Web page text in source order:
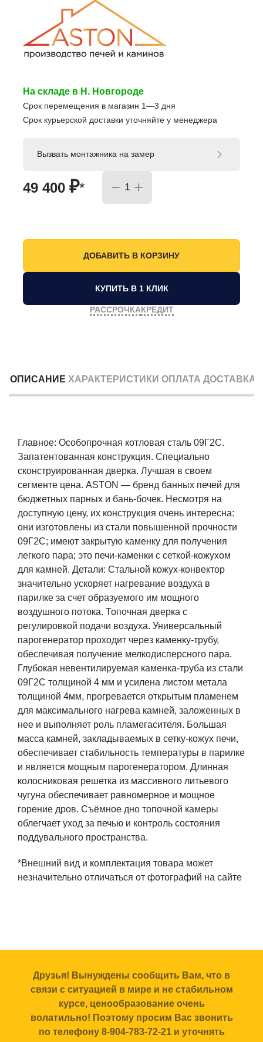
На складе в Н. Новгороде
Срок перемещения в магазин 1—3 дня
Срок курьерской доставки уточняйте у менеджера
49 400 ₽*
Вызвать монтажника на замер
КУПИТЬ В 1 КЛИК
РАССРОЧКАКРЕДИТ
ОПИСАНИЕ ХАРАКТЕРИСТИКИ ОПЛАТА ДОСТАВКА
Главное: Особопрочная котловая сталь 09Г2С.
Запатентованная конструкция. Специально
сконструированная дверка. Лучшая в своем
сегменте цена. ASTON — бренд банных печей для
бюджетных парных и бань-бочек. Несмотря на
доступную цену, их конструкция очень интересна:
они изготовлены из стали повышенной прочности
09Г2С; имеют закрытую каменку для получения
легкого пара; это печи-каменки с сеткой-кожухом
для камней. Детали: Стальной кожух-конвектор
значительно ускоряет нагревание воздуха в
парилке за счет образуемого им мощного
воздушного потока. Топочная дверка с
регулировкой подачи воздуха. Универсальный
парогенератор проходит через каменку-трубу,
обеспечивая получение мелкодисперсного пара.
Глубокая невентилируемая каменка-труба из стали
09Г2С толщиной 4 мм и усилена листом метала
толщиной 4мм, прогревается открытым пламенем
для максимального нагрева камней, заложенных в
нее и выполняет роль пламегасителя. Большая
масса камней, закладываемых в сетку-кожух печи,
обеспечивает стабильность температуры в парилке
и является мощным парогенератором. Длинная
колосниковая решетка из массивного литьевого
чугуна обеспечивает равномерное и мощное
горение дров. Съёмное дно топочной камеры
облегчает уход за печью и контроль состояния
поддувального пространства.
*Внешний вид и комплектация товара может
незначительно отличаться от фотографий на сайте
Друзья! Вынуждены сообщить Вам, что в
связи с ситуацией в мире и не стабильном
курсе, ценообразование очень
волатильно! Поэтому просим Вас звонить
по телефону 8-904-783-72-21 и уточнять